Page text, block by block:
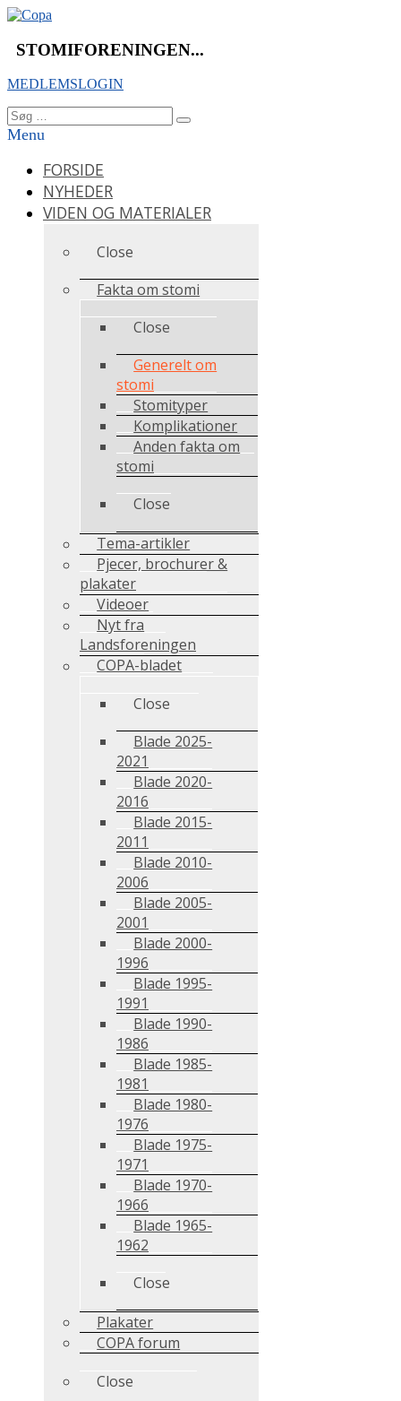
Videre
indhold
STOMIFORENINGEN...
MEDLEMSLOGIN
Søg
efter:
Søg
Menu
FORSIDE
NYHEDER
VIDEN OG MATERIALER
Close
Fakta om stomi
Close
Generelt om
stomi
Stomityper
Komplikationer
Anden fakta om
stomi
Close
Tema-artikler
Pjecer, brochurer &
plakater
Videoer
Nyt fra
Landsforeningen
COPA-bladet
Close
Blade 2025-
2021
Blade 2020-
2016
Blade 2015-
2011
Blade 2010-
2006
Blade 2005-
2001
Blade 2000-
1996
Blade 1995-
1991
Blade 1990-
1986
Blade 1985-
1981
Blade 1980-
1976
Blade 1975-
1971
Blade 1970-
1966
Blade 1965-
1962
Close
Plakater
COPA forum
Close